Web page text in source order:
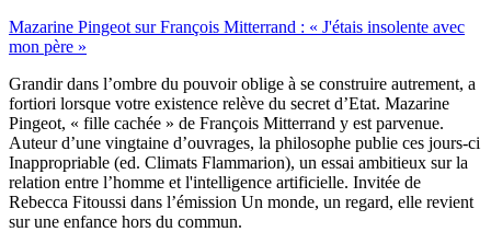
Mazarine Pingeot sur François Mitterrand : « J'étais insolente avec
mon père »
Grandir dans l’ombre du pouvoir oblige à se construire autrement, a
fortiori lorsque votre existence relève du secret d’Etat. Mazarine
Pingeot, « fille cachée » de François Mitterrand y est parvenue.
Auteur d’une vingtaine d’ouvrages, la philosophe publie ces jours-ci
Inappropriable (ed. Climats Flammarion), un essai ambitieux sur la
relation entre l’homme et l'intelligence artificielle. Invitée de
Rebecca Fitoussi dans l’émission Un monde, un regard, elle revient
sur une enfance hors du commun.